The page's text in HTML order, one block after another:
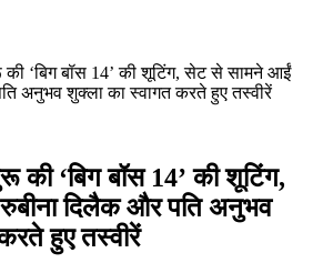
‘बिग बॉस 14’ की शूटिंग, सेट से सामने आईं
अनुभव शुक्ला का स्वागत करते हुए तस्वीरें
‘बिग बॉस 14’ की शूटिंग,
दिलैक और पति अनुभव
हुए तस्वीरें